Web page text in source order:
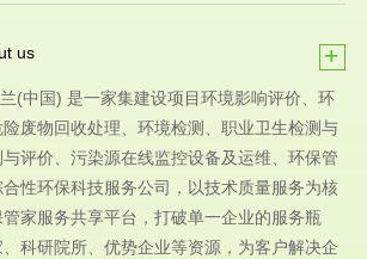
us +
(中国) 是一家集建设项目环境影响评价、环
废物回收处理、环境检测、职业卫生检测与
评价、污染源在线监控设备及运维、环保管
性环保科技服务公司，以技术质量服务为核
家服务共享平台，打破单一企业的服务瓶
科研院所、优势企业等资源，为客户解决企